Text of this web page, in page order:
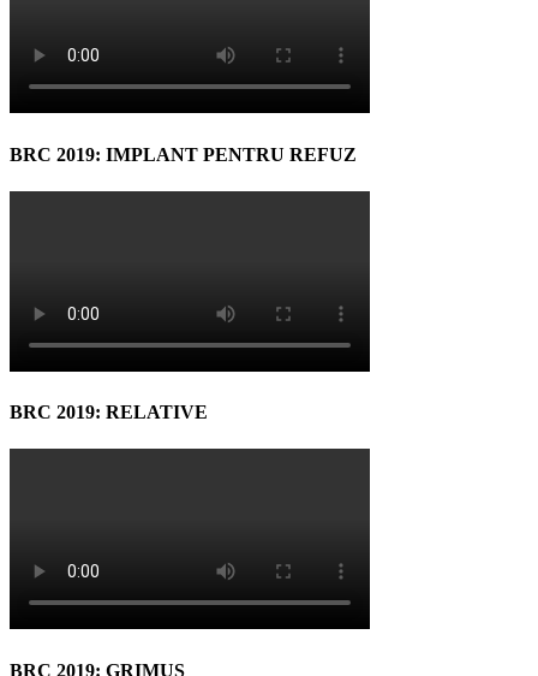
BRC 2019: IMPLANT PENTRU REFUZ
BRC 2019: RELATIVE
BRC 2019: GRIMUS